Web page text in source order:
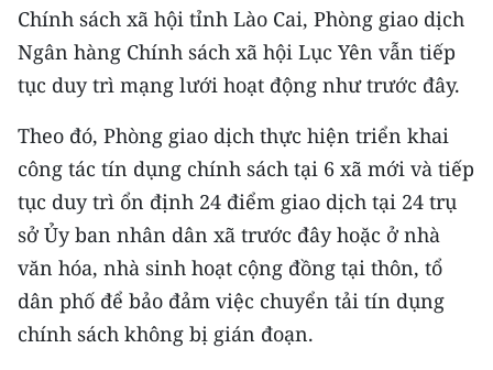
CHUYÊN ĐỀ
CÁC CHUYÊN TRANG
VỀ BÁO NHÂN DÂN
THỜI NAY
NHÂN DÂN CUỐI TUẦN
NHÂN DÂN HẰNG THÁNG
Chính sách xã hội tỉnh Lào Cai, Phòng giao dịch
Ngân hàng Chính sách xã hội Lục Yên vẫn tiếp
tục duy trì mạng lưới hoạt động như trước đây.
Theo đó, Phòng giao dịch thực hiện triển khai
công tác tín dụng chính sách tại 6 xã mới và tiếp
tục duy trì ổn định 24 điểm giao dịch tại 24 trụ
sở Ủy ban nhân dân xã trước đây hoặc ở nhà
văn hóa, nhà sinh hoạt cộng đồng tại thôn, tổ
dân phố để bảo đảm việc chuyển tải tín dụng
chính sách không bị gián đoạn.